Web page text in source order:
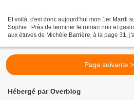
Et voilà, c'est donc aujourd'hui mon 1er Mardi
Sophie . Près de terminer le roman noir et
aux étuves de Michèle Barrière, à la page 31,
Page suivante >
Hébergé par Overblog